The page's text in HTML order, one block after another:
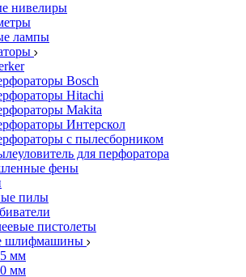
нивелиры
лампы
Bosch
Hitachi
Makita
Интерскол
с пылесборником
для перфоратора
фены
пилы
пистолеты
шлифмашины
мм
мм